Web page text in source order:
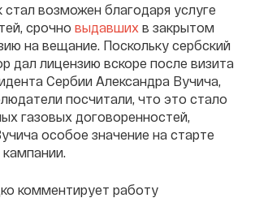
стал возможен благодаря услуге
срочно выдавших в закрытом
на вещание. Поскольку сербский
дал лицензию вскоре после визита
Сербии Александра Вучича,
посчитали, что это стало
газовых договоренностей,
особое значение на старте
комментирует работу